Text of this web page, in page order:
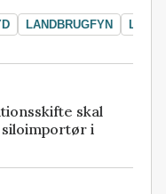
LANDBRUGFYN
skal
i